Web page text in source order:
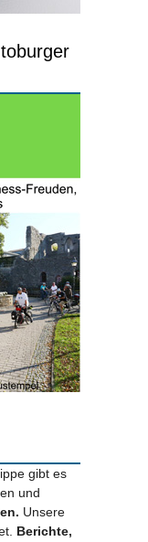
gibt es
und
Unsere
Berichte,